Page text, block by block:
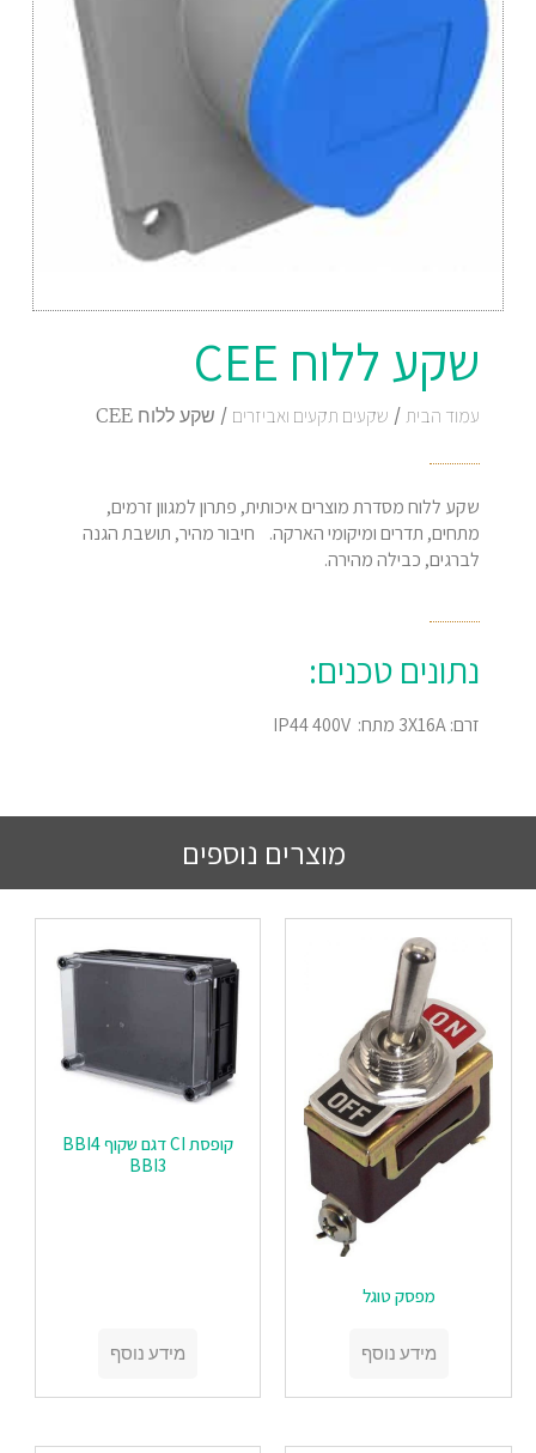
שקע ללוח CEE
עמוד הבית / שקעים תקעים ואביזרים / שקע ללוח CEE
שקע ללוח מסדרת מוצרים איכותית, פתרון למגוון זרמים,
מתחים, תדרים ומיקומי הארקה. חיבור מהיר, תושבת הגנה
לברגים, כבילה מהירה.
נתונים טכנים:
זרם: 3X16A מתח: IP44 400V
מוצרים נוספים
מפסק טוגל
מידע נוסף
‏‏קופסת CI דגם שקוף BBI4
BBI3
מידע נוסף